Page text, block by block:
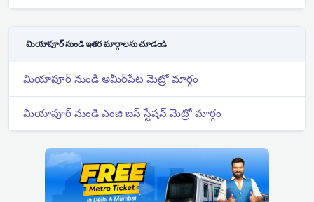
మియాపూర్ నుండి ఇతర మార్గాలను చూడండి
మియాపూర్ నుండి అమీర్‌పేట మెట్రో మార్గం
మియాపూర్ నుండి ఎంజి బస్ స్టేషన్ మెట్రో మార్గం